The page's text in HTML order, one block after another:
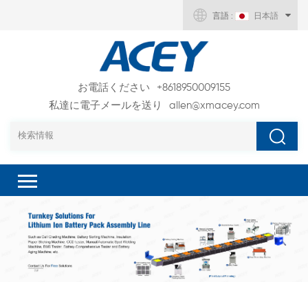
言語 : 日本語
お電話ください
+8618950009155
私達に電子メールを送り
allen@xmacey.com